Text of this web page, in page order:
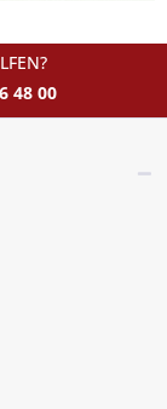
48 00